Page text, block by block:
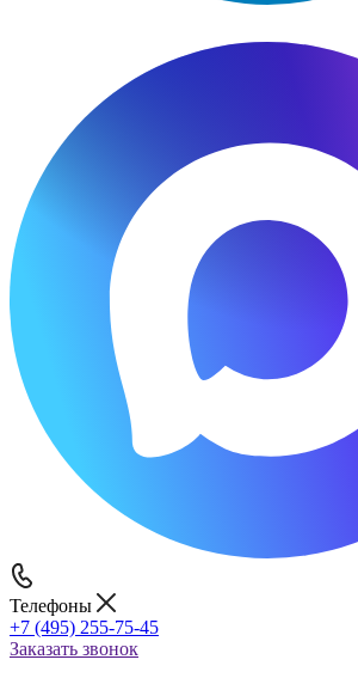
Телефоны
+7 (495) 255-75-45
Заказать звонок